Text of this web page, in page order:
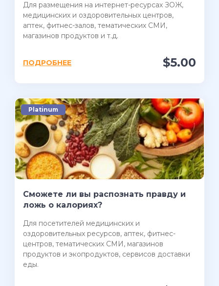
Для размещения на интернет-ресурсах ЗОЖ,
медицинских и оздоровительных центров,
аптек, фитнес-залов, тематических СМИ,
магазинов продуктов и т.д.
$5.00
ПОДРОБНЕЕ
Platinum
Сможете ли вы распознать правду и
ложь о калориях?
Для посетителей медицинских и
оздоровительных ресурсов, аптек, фитнес-
центров, тематических СМИ, магазинов
продуктов и экопродуктов, сервисов доставки
еды.